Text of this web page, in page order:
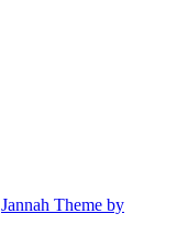
Jannah Theme by